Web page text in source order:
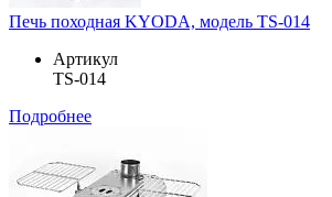
Печь походная KYODA, модель TS-014
Артикул
TS-014
Подробнее